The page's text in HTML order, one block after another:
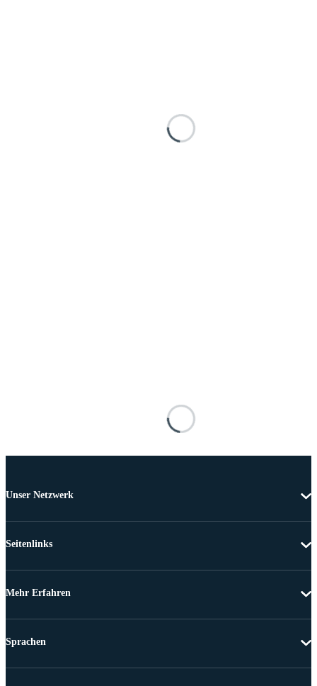
Unser Netzwerk
Seitenlinks
Mehr Erfahren
Sprachen